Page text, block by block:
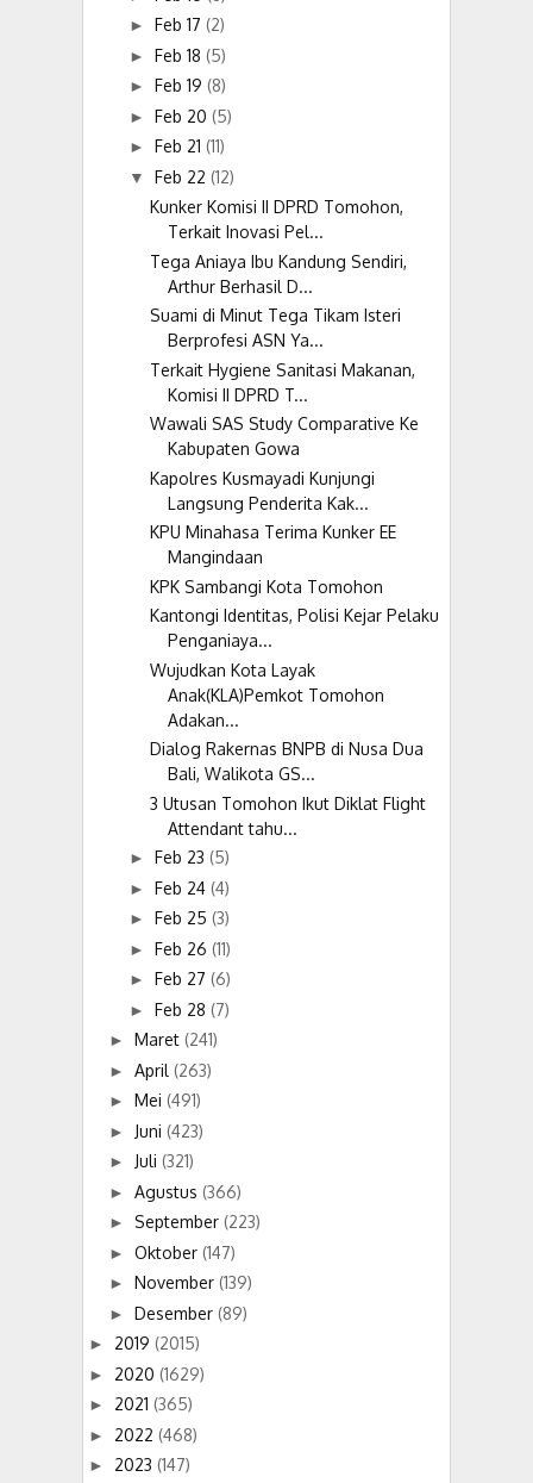
► Feb 17 (2)
► Feb 18 (5)
► Feb 19 (8)
► Feb 20 (5)
► Feb 21 (11)
▼ Feb 22 (12)
Kunker Komisi II DPRD Tomohon,
Terkait Inovasi Pel...
Tega Aniaya Ibu Kandung Sendiri,
Arthur Berhasil D...
Suami di Minut Tega Tikam Isteri
Berprofesi ASN Ya...
Terkait Hygiene Sanitasi Makanan,
Komisi II DPRD T...
Wawali SAS Study Comparative Ke
Kabupaten Gowa
Kapolres Kusmayadi Kunjungi
Langsung Penderita Kak...
KPU Minahasa Terima Kunker EE
Mangindaan
KPK Sambangi Kota Tomohon
Kantongi Identitas, Polisi Kejar Pelaku
Penganiaya...
Wujudkan Kota Layak
Anak(KLA)Pemkot Tomohon
Adakan...
Dialog Rakernas BNPB di Nusa Dua
Bali, Walikota GS...
3 Utusan Tomohon Ikut Diklat Flight
Attendant tahu...
► Feb 23 (5)
► Feb 24 (4)
► Feb 25 (3)
► Feb 26 (11)
► Feb 27 (6)
► Feb 28 (7)
► Maret (241)
► April (263)
► Mei (491)
► Juni (423)
► Juli (321)
► Agustus (366)
► September (223)
► Oktober (147)
► November (139)
► Desember (89)
► 2019 (2015)
► 2020 (1629)
► 2021 (365)
► 2022 (468)
► 2023 (147)